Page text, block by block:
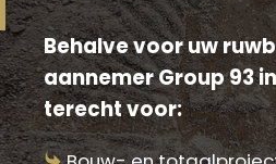
Behalve voor uw
aannemer Group 93
terecht voor: